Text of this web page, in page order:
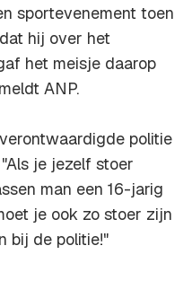
sportevenement toen
hij over het
het meisje daarop
ANP.
politie
je jezelf stoer
man een 16-jarig
je ook zo stoer zijn
bij de politie!"